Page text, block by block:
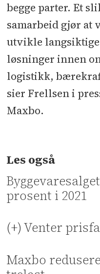
begge parter. Et
samarbeid gjør at
utvikle
løsninger innen
logistikk,
sier Frellsen i
Maxbo.
Les også
prosent i 2021
(+) Venter
Maxbo